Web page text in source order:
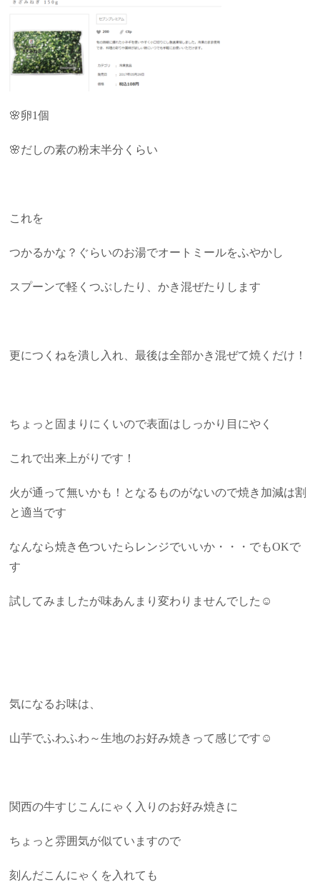
🌸卵1個
🌸だしの素の粉末半分くらい
これを
つかるかな？ぐらいのお湯でオートミールをふやかし
スプーンで軽くつぶしたり、かき混ぜたりします
更につくねを潰し入れ、最後は全部かき混ぜて焼くだけ！
ちょっと固まりにくいので表面はしっかり目にやく
これで出来上がりです！
火が通って無いかも！となるものがないので焼き加減は割
と適当です
なんなら焼き色ついたらレンジでいいか・・・でもOKで
す
試してみましたが味あんまり変わりませんでした☺
気になるお味は、
山芋でふわふわ～生地のお好み焼きって感じです☺
関西の牛すじこんにゃく入りのお好み焼きに
ちょっと雰囲気が似ていますので
刻んだこんにゃくを入れても